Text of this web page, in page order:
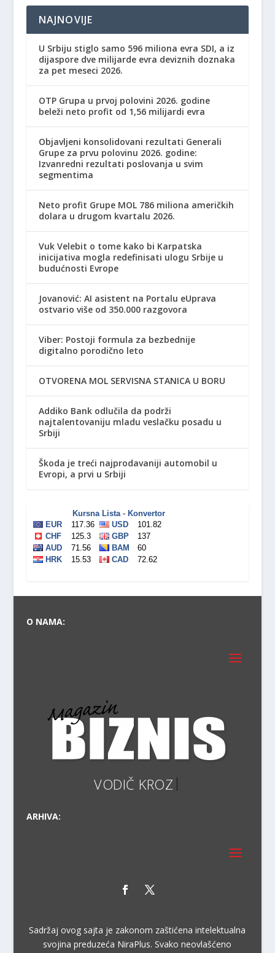
NAJNOVIJE
U Srbiju stiglo samo 596 miliona evra SDI, a iz
dijaspore dve milijarde evra deviznih doznaka
za pet meseci 2026.
OTP Grupa u prvoj polovini 2026. godine
beleži neto profit od 1,56 milijardi evra
Objavljeni konsolidovani rezultati Generali
Grupe za prvu polovinu 2026. godine:
Izvanredni rezultati poslovanja u svim
segmentima
Neto profit Grupe MOL 786 miliona američkih
dolara u drugom kvartalu 2026.
Vuk Velebit o tome kako bi Karpatska
inicijativa mogla redefinisati ulogu Srbije u
budućnosti Evrope
Jovanović: AI asistent na Portalu eUprava
ostvario više od 350.000 razgovora
Viber: Postoji formula za bezbednije
digitalno porodično leto
OTVORENA MOL SERVISNA STANICA U BORU
Addiko Bank odlučila da podrži
najtalentovaniju mladu veslačku posadu u
Srbiji
Škoda je treći najprodavaniji automobil u
Evropi, a prvi u Srbiji
O NAMA:
VOD
ARHIVA:
Sadržaj ovog sajta je zakonom zaštićena intelektualna
svojina preduzeća NiraPlus. Svako neovlašćeno